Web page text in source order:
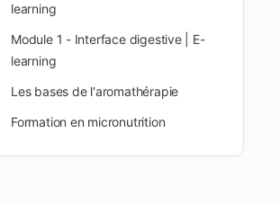
learning
Module 1 - Interface digestive | E-
learning
Les bases de l'aromathérapie
Formation en micronutrition